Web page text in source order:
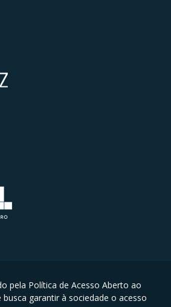
pela Política de Acesso Aberto ao
garantir à sociedade o acesso